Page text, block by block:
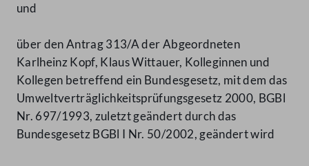
und
über den Antrag 313/A der Abgeordneten
Karlheinz Kopf, Klaus Wittauer, Kolleginnen und
Kollegen betreffend ein Bundesgesetz, mit dem das
Umweltverträglichkeitsprüfungsgesetz 2000, BGBl
Nr. 697/1993, zuletzt geändert durch das
Bundesgesetz BGBl I Nr. 50/2002, geändert wird